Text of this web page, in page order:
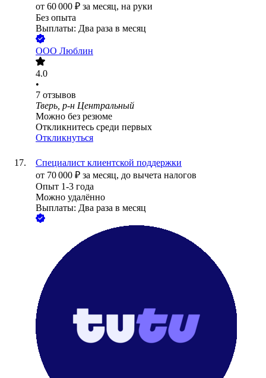
от 60 000 ₽ за месяц, на руки
Без опыта
Выплаты: Два раза в месяц
ООО Люблин
4.0
•
7 отзывов
Тверь, р-н Центральный
Можно без резюме
Откликнитесь среди первых
Откликнуться
Специалист клиентской поддержки
от 70 000 ₽ за месяц, до вычета налогов
Опыт 1-3 года
Можно удалённо
Выплаты: Два раза в месяц